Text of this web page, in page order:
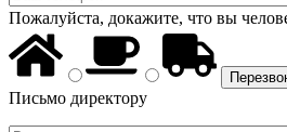
Пожалуйста, докажите, что вы
Письмо директору